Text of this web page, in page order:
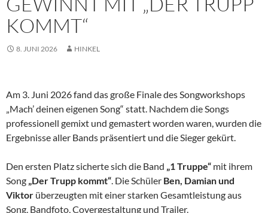
KOMMT“
8. JUNI 2026 HINKEL
Am 3. Juni 2026 fand das große Finale des Songworkshops
„Mach’ deinen eigenen Song“ statt. Nachdem die Songs
professionell gemixt und gemastert worden waren, wurden die
Ergebnisse aller Bands präsentiert und die Sieger gekürt.
Den ersten Platz sicherte sich die Band „1 Truppe“ mit ihrem
Song „Der Trupp kommt“. Die Schüler Ben, Damian und
Viktor überzeugten mit einer starken Gesamtleistung aus
Song, Bandfoto, Covergestaltung und Trailer.